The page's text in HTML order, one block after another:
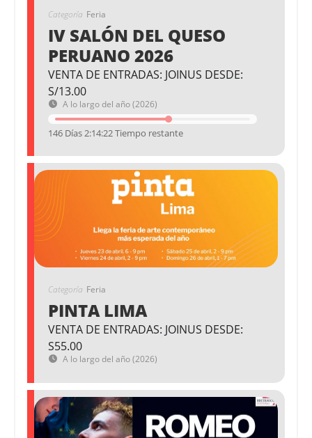
Categoría Feria
IV SALÓN DEL QUESO
PERUANO 2026
VENTA DE ENTRADAS: JOINUS DESDE:
S/13.00
A lo largo del año (2026)
146 Días 2:14:22 Tiempo restante
Categoría Feria
PINTA LIMA
VENTA DE ENTRADAS: JOINUS DESDE:
S55.00
A lo largo del año (2026)